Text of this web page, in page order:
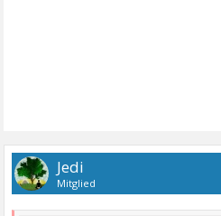
Jedi
Mitglied